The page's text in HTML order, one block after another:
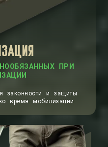
законности и защиты
время мобилизации.